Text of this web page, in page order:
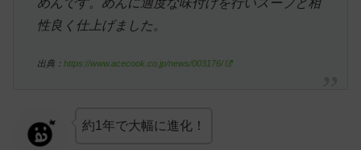
めんです。めんに適度な味付けを行いスープと相
性良く仕上げました。
出典： https://www.acecook.co.jp/news/003176/
約1年で大幅に進化！